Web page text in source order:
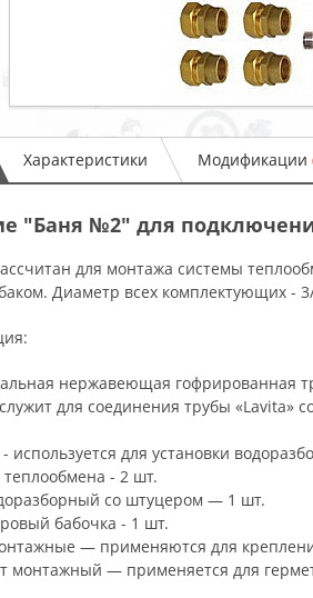
Характеристики Модификации
"Баня №2" для
для монтажа системы
Диаметр всех комплектующих -
нержавеющая гофрированная
для соединения трубы «Lavita»
используется для установки
- 2 шт.
со штуцером — 1 шт.
бабочка - 1 шт.
— применяются для
монтажный — применяется для